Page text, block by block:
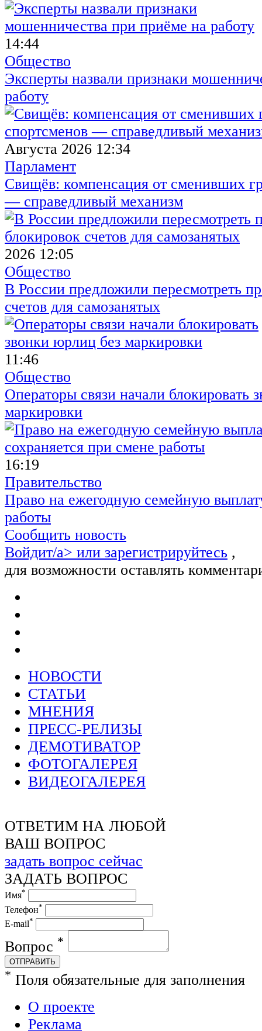
14:44
Общество
Эксперты назвали признаки
работу
Августа 2026 12:34
Парламент
Свищёв: компенсация от сменивших
— справедливый механизм
2026 12:05
Общество
В России предложили пересмотреть
счетов для самозанятых
11:46
Общество
Операторы связи начали блокировать
маркировки
16:19
Правительство
Право на ежегодную семейную
работы
Сообщить новость
Войдит/a> или зарегистрируйтесь ,
для возможности оставлять
НОВОСТИ
СТАТЬИ
МНЕНИЯ
ПРЕСС-РЕЛИЗЫ
ДЕМОТИВАТОР
ФОТОГАЛЕРЕЯ
ВИДЕОГАЛЕРЕЯ
ОТВЕТИМ НА ЛЮБОЙ
ВАШ ВОПРОС
задать вопрос сейчас
ЗАДАТЬ ВОПРОС
Имя*
Телефон*
E-mail*
Вопрос *
ОТПРАВИТЬ
* Поля обязательные для заполнения
О проекте
Реклама